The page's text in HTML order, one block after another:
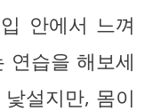
안에서 느껴
연습을 해보세
설지만, 몸이